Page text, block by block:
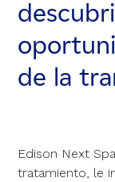
de la
Edison Next
tratamiento, le